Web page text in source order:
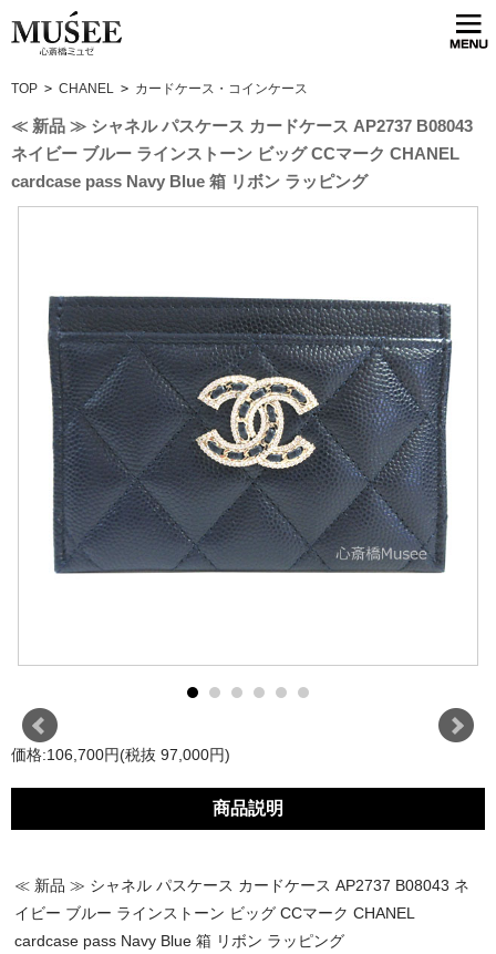
TOP > CHANEL > カードケース・コインケース
≪ 新品 ≫ シャネル パスケース カードケース AP2737 B08043
ネイビー ブルー ラインストーン ビッグ CCマーク CHANEL
cardcase pass Navy Blue 箱 リボン ラッピング
価格:106,700円(税抜 97,000円)
商品説明
≪ 新品 ≫ シャネル パスケース カードケース AP2737 B08043 ネ
イビー ブルー ラインストーン ビッグ CCマーク CHANEL
cardcase pass Navy Blue 箱 リボン ラッピング